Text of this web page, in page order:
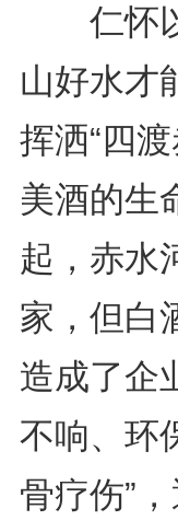
仁怀以
山好水才
挥洒“四
美酒的生
起，赤水
家，但白
造成了企
不响、环
骨疗伤”